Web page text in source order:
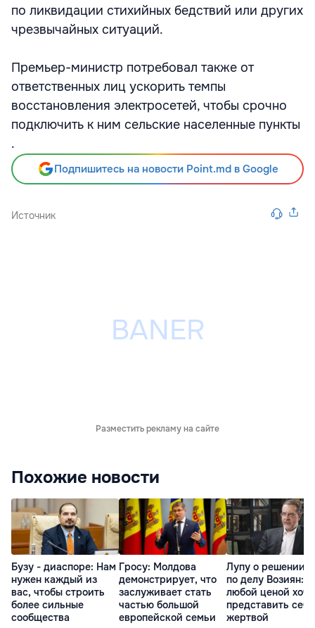
по ликвидации стихийных бедствий или других
чрезвычайных ситуаций.
Премьер-министр потребовал также от
ответственных лиц ускорить темпы
восстановления электросетей, чтобы срочно
подключить к ним сельские населенные пункты
.
Подпишитесь на новости Point.md в Google
Источник
Разместить рекламу на сайте
Похожие новости
Бузу - диаспоре: Нам
нужен каждый из
вас, чтобы строить
более сильные
сообщества
Гросу: Молдова
демонстрирует, что
заслуживает стать
частью большой
европейской семьи
Лупу о решении
по делу Возиян:
любой ценой
представить себя
жертвой